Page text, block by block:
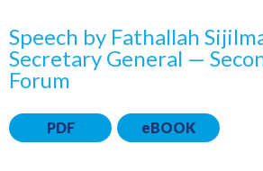
Speech by Fathallah
Secretary General —
Forum
PDF eBOOK